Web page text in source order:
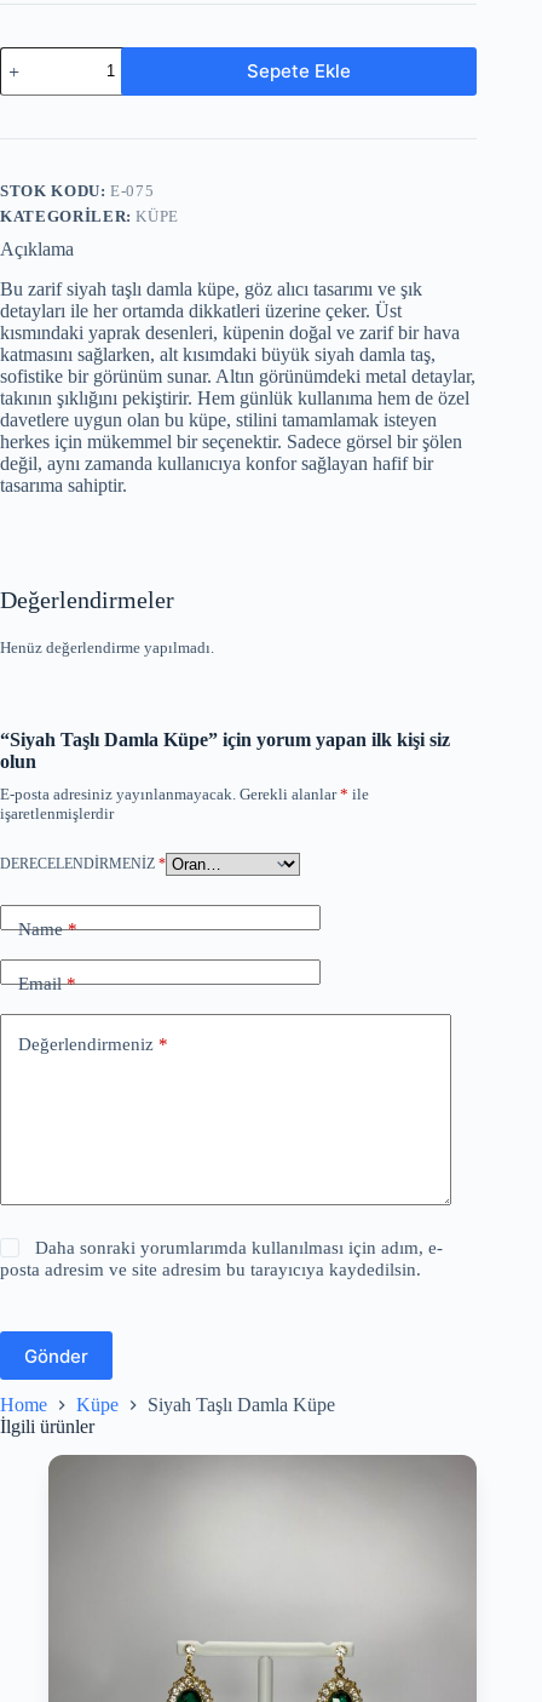
Sepete Ekle
STOK KODU:E-075
KATEGORILER:KÜPE
Açıklama
Bu zarif siyah taşlı damla küpe, göz alıcı tasarımı ve şık
detayları ile her ortamda dikkatleri üzerine çeker. Üst
kısmındaki yaprak desenleri, küpenin doğal ve zarif bir hava
katmasını sağlarken, alt kısımdaki büyük siyah damla taş,
sofistike bir görünüm sunar. Altın görünümdeki metal detaylar,
takının şıklığını pekiştirir. Hem günlük kullanıma hem de özel
davetlere uygun olan bu küpe, stilini tamamlamak isteyen
herkes için mükemmel bir seçenektir. Sadece görsel bir şölen
değil, aynı zamanda kullanıcıya konfor sağlayan hafif bir
tasarıma sahiptir.
Değerlendirmeler
Henüz değerlendirme yapılmadı.
“Siyah Taşlı Damla Küpe” için yorum yapan ilk kişi siz
olun
E-posta adresiniz yayınlanmayacak. Gerekli alanlar* ile
işaretlenmişlerdir
DERECELENDIRMENIZ *
Name*
Email*
Değerlendirmeniz *
Daha sonraki yorumlarımda kullanılması için adım, e-
posta adresim ve site adresim bu tarayıcıya kaydedilsin.
Gönder
Home Küpe
Siyah Taşlı Damla Küpe
İlgili ürünler